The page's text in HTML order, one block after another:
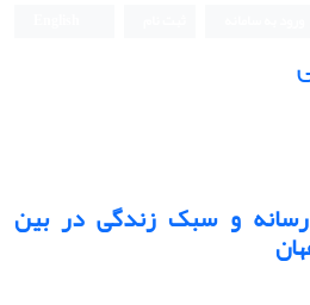
و سبک زندگی در بین